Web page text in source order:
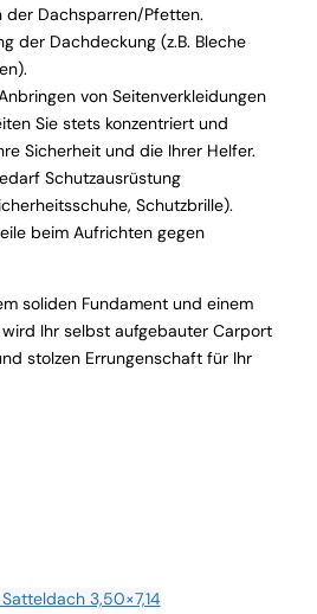
der Dachsparren/Pfetten.
der Dachdeckung (z.B. Bleche
von Seitenverkleidungen
Sie stets konzentriert und
Sicherheit und die Ihrer Helfer.
Schutzausrüstung
Schutzbrille).
beim Aufrichten gegen
soliden Fundament und einem
Ihr selbst aufgebauter Carport
stolzen Errungenschaft für Ihr
3,50×7,14